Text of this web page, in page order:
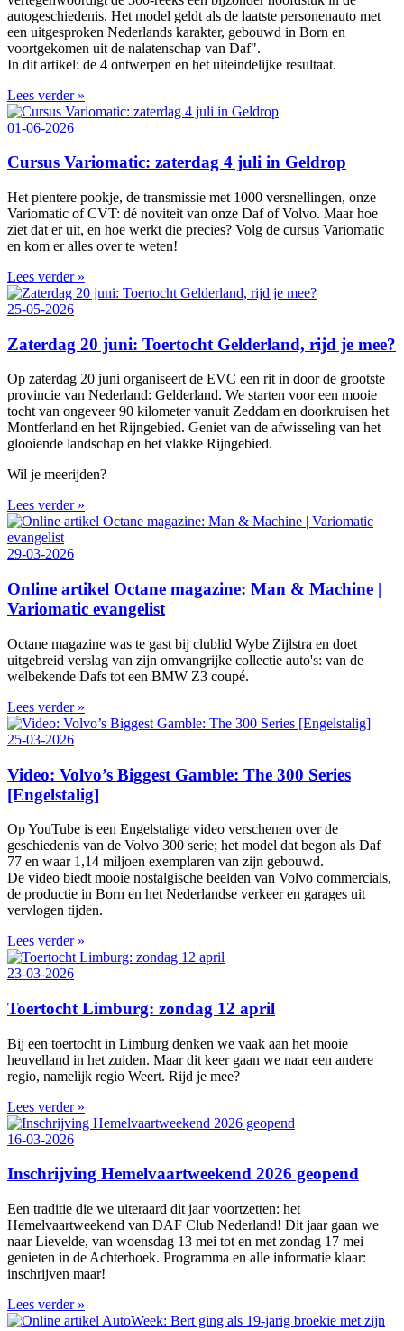
autogeschiedenis. Het model geldt als de laatste personenauto met
een uitgesproken Nederlands karakter, gebouwd in Born en
voortgekomen uit de nalatenschap van Daf".
In dit artikel: de 4 ontwerpen en het uiteindelijke resultaat.
Lees verder »
01-06-2026
Cursus Variomatic: zaterdag 4 juli in Geldrop
Het pientere pookje, de transmissie met 1000 versnellingen, onze
Variomatic of CVT: dé noviteit van onze Daf of Volvo. Maar hoe
ziet dat er uit, en hoe werkt die precies? Volg de cursus Variomatic
en kom er alles over te weten!
Lees verder »
25-05-2026
Zaterdag 20 juni: Toertocht Gelderland, rijd je mee?
Op zaterdag 20 juni organiseert de EVC een rit in door de grootste
provincie van Nederland: Gelderland. We starten voor een mooie
tocht van ongeveer 90 kilometer vanuit Zeddam en doorkruisen het
Montferland en het Rijngebied. Geniet van de afwisseling van het
glooiende landschap en het vlakke Rijngebied.
Wil je meerijden?
Lees verder »
29-03-2026
Online artikel Octane magazine: Man & Machine |
Variomatic evangelist
Octane magazine was te gast bij clublid Wybe Zijlstra en doet
uitgebreid verslag van zijn omvangrijke collectie auto's: van de
welbekende Dafs tot een BMW Z3 coupé.
Lees verder »
25-03-2026
Video: Volvo’s Biggest Gamble: The 300 Series
[Engelstalig]
Op YouTube is een Engelstalige video verschenen over de
geschiedenis van de Volvo 300 serie; het model dat begon als Daf
77 en waar 1,14 miljoen exemplaren van zijn gebouwd.
De video biedt mooie nostalgische beelden van Volvo commercials,
de productie in Born en het Nederlandse verkeer en garages uit
vervlogen tijden.
Lees verder »
23-03-2026
Toertocht Limburg: zondag 12 april
Bij een toertocht in Limburg denken we vaak aan het mooie
heuvelland in het zuiden. Maar dit keer gaan we naar een andere
regio, namelijk regio Weert. Rijd je mee?
Lees verder »
16-03-2026
Inschrijving Hemelvaartweekend 2026 geopend
Een traditie die we uiteraard dit jaar voortzetten: het
Hemelvaartweekend van DAF Club Nederland! Dit jaar gaan we
naar Lievelde, van woensdag 13 mei tot en met zondag 17 mei
genieten in de Achterhoek. Programma en alle informatie klaar:
inschrijven maar!
Lees verder »